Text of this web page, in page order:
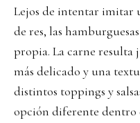
Lejos de intentar imitar
de res, las
propia. La carne resulta
más delicado y una
distintos toppings y
opción diferente dentro